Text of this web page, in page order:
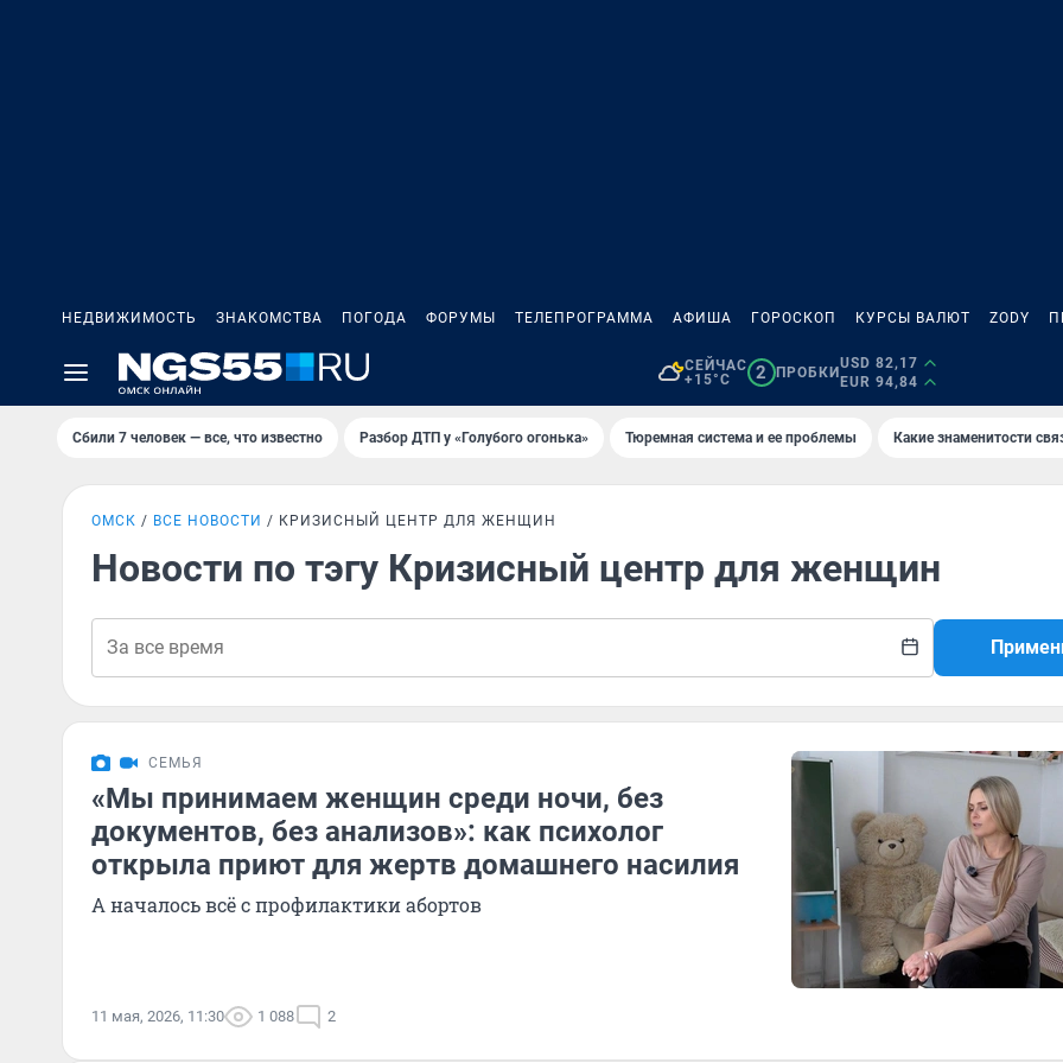
НЕДВИЖИМОСТЬ ЗНАКОМСТВА ПОГОДА ФОРУМЫ ТЕЛЕПРОГРАММА АФИША ГОРОСКОП КУРСЫ ВАЛЮТ ZODY
СЕЙЧАС
+15°C
2 ПРОБКИ
USD 82,17
EUR 94,84
Сбили 7 человек — все, что известно Разбор ДТП у «Голубого огонька» Тюремная система и ее проблемы Какие знаменитости
ОМСК ВСЕ НОВОСТИ КРИЗИСНЫЙ ЦЕНТР ДЛЯ ЖЕНЩИН
Новости по тэгу Кризисный центр для женщин
СЕМЬЯ
«Мы принимаем женщин среди ночи, без
документов, без анализов»: как психолог
открыла приют для жертв домашнего насилия
А началось всё с профилактики абортов
11 мая, 2026, 11:30 1 088 2